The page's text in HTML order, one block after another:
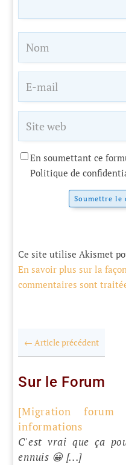
En soumettant ce
Politique de
Soumettre le
Ce site utilise Akismet
En savoir plus sur la
commentaires sont
←Article précédent
Sur le Forum
[Migration
informations
C'est vrai que ça
ennuis 😀 [...]